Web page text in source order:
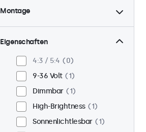
Montage
Panel-Mount
1
Einbau
VESA 75 x 75
VESA 100 x 100
Eigenschaften
4:3 / 5:4
0
9-36 Volt
1
Dimmbar
1
High-Brightness
1
Sonnenlichtlesbar
1